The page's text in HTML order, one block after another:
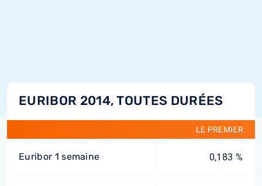
EURIBOR 2014, TOUTES DURÉES
LE PREMIER
Euribor 1 semaine 0,183 %